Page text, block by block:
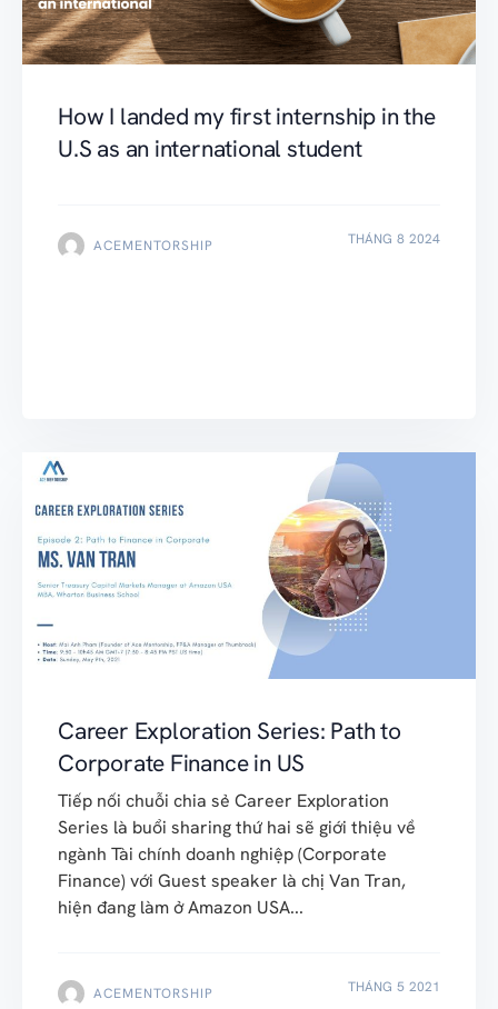
How I landed my first internship in the
U.S as an international student
ACEMENTORSHIP THÁNG 8 2024
Career Exploration Series: Path to
Corporate Finance in US
Tiếp nối chuỗi chia sẻ Career Exploration
Series là buổi sharing thứ hai sẽ giới thiệu về
ngành Tài chính doanh nghiệp (Corporate
Finance) với Guest speaker là chị Van Tran,
hiện đang làm ở Amazon USA...
ACEMENTORSHIP THÁNG 5 2021